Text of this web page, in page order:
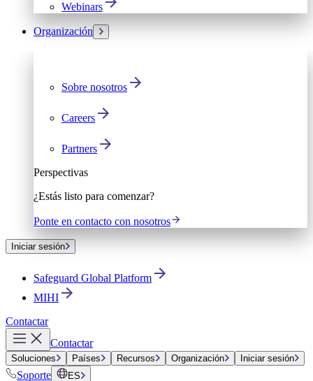
Webinars
Organización
Sobre nosotros
Careers
Partners
Perspectivas
¿Estás listo para comenzar?
Ponte en contacto con nosotros
Iniciar sesión
Safeguard Global Platform
MIHI
Contactar
Contactar
Soluciones Países Recursos Organización Iniciar sesión
Soporte ES